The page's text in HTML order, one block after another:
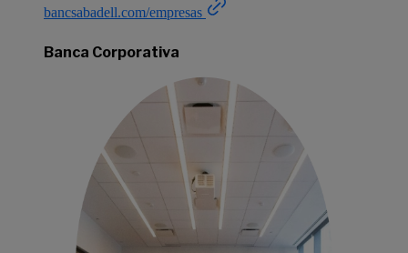
bancsabadell.com/empresas
Banca Corporativa